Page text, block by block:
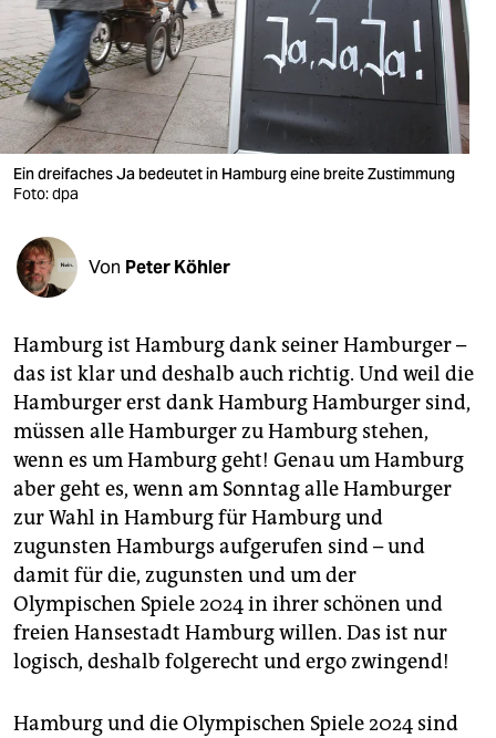
nord
wahrheit
verlag
verlag
veranstaltungen
shop
unterstützen
abo
genossenschaft
epaper login
Ein dreifaches Ja bedeutet in Hamburg eine breite Zustimmung
Foto: dpa
Von Peter Köhler
Hamburg ist Hamburg dank seiner Hamburger –
das ist klar und deshalb auch richtig. Und weil die
Hamburger erst dank Hamburg Hamburger sind,
müssen alle Hamburger zu Hamburg stehen,
wenn es um Hamburg geht! Genau um Hamburg
aber geht es, wenn am Sonntag alle Hamburger
zur Wahl in Hamburg für Hamburg und
zugunsten Hamburgs aufgerufen sind – und
damit für die, zugunsten und um der
Olympischen Spiele 2024 in ihrer schönen und
freien Hansestadt Hamburg willen. Das ist nur
logisch, deshalb folgerecht und ergo zwingend!
Hamburg und die Olympischen Spiele 2024 sind